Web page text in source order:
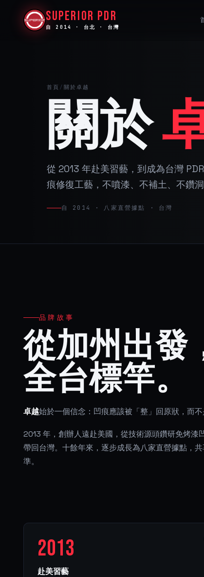
SUPERIOR PDR
自 2014 · 台北 · 台灣
首頁 / 關於卓越
關於
從 2013 年赴美習藝，到成為台灣
痕修復工藝，不噴漆、不補土、不鑽
自 2014 · 八家直營據點 · 台灣
品牌故事
從加州出發
全台標竿。
卓越始於一個信念：凹痕應該被「整」回原狀，而不
2013 年，創辦人遠赴美國，從技術源頭鑽研免烤漆
帶回台灣。十餘年來，逐步成長為八家直營據點，
準。
2013
赴美習藝